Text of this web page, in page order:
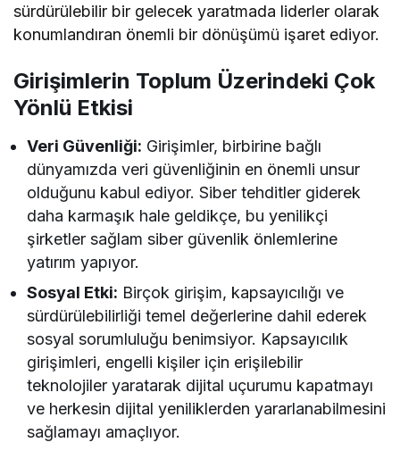
sürdürülebilir bir gelecek yaratmada liderler olarak
konumlandıran önemli bir dönüşümü işaret ediyor.
Girişimlerin Toplum Üzerindeki Çok
Yönlü Etkisi
Veri Güvenliği: Girişimler, birbirine bağlı
dünyamızda veri güvenliğinin en önemli unsur
olduğunu kabul ediyor. Siber tehditler giderek
daha karmaşık hale geldikçe, bu yenilikçi
şirketler sağlam siber güvenlik önlemlerine
yatırım yapıyor.
Sosyal Etki: Birçok girişim, kapsayıcılığı ve
sürdürülebilirliği temel değerlerine dahil ederek
sosyal sorumluluğu benimsiyor. Kapsayıcılık
girişimleri, engelli kişiler için erişilebilir
teknolojiler yaratarak dijital uçurumu kapatmayı
ve herkesin dijital yeniliklerden yararlanabilmesini
sağlamayı amaçlıyor.